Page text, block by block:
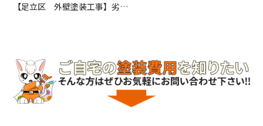
【足立区 外壁塗装工事】劣化の激しい2面塗装！ご予算に応じて対応いたします